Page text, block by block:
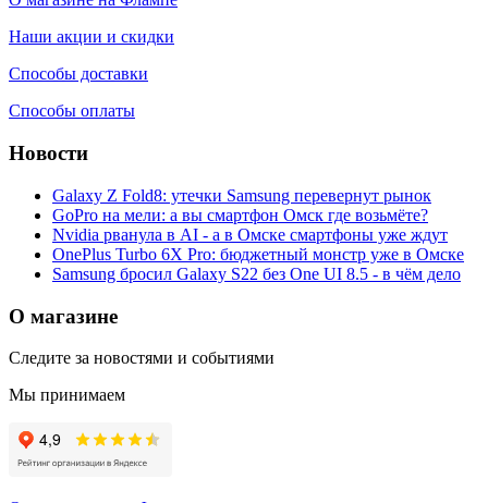
Наши акции и скидки
Способы доставки
Способы оплаты
Новости
Galaxy Z Fold8: утечки Samsung перевернут рынок
GoPro на мели: а вы смартфон Омск где возьмёте?
Nvidia рванула в AI - а в Омске смартфоны уже ждут
OnePlus Turbo 6X Pro: бюджетный монстр уже в Омске
Samsung бросил Galaxy S22 без One UI 8.5 - в чём дело
О магазине
Следите за новостями и событиями
Мы принимаем